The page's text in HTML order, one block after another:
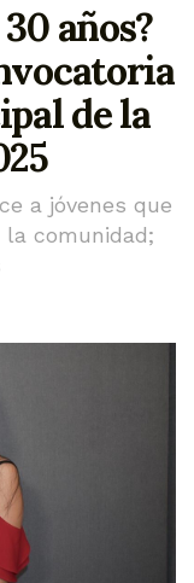
años?
de la
a jóvenes que
comunidad;